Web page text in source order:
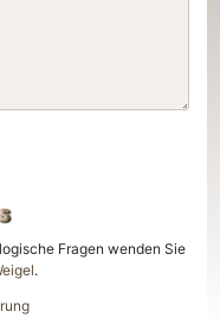
Fragen wenden Sie
.